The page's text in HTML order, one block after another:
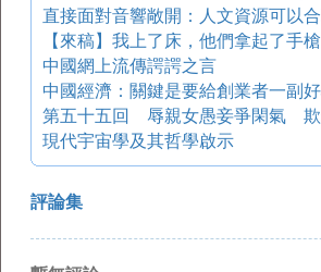
【來稿】我上了床，他們拿起了手槍
中國網上流傳諤諤之言
現代宇宙學及其哲學啟示
評論集